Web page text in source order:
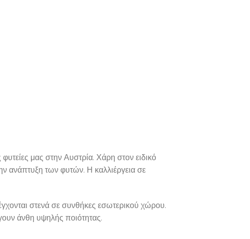
μας στην Αυστρία. Χάρη στον ειδικό
ανάπτυξη των φυτών. Η καλλιέργεια σε
στενά σε συνθήκες εσωτερικού χώρου.
άνθη υψηλής ποιότητας.